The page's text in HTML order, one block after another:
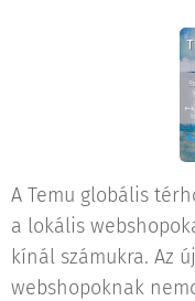
A Temu globális
a lokális
kínál számukra. Az
webshopoknak